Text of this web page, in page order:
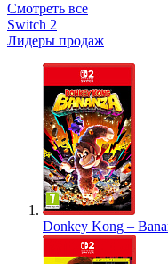
Смотреть все
Switch 2
Лидеры продаж
Donkey Kong –